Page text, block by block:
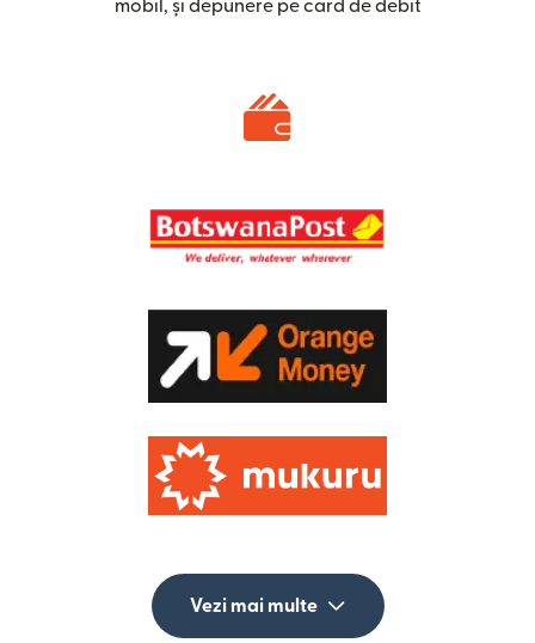
mobil, și depunere pe card de debit
Vezi mai multe